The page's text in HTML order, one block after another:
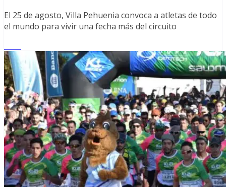
El 25 de agosto, Villa Pehuenia convoca a atletas de todo
el mundo para vivir una fecha más del circuito